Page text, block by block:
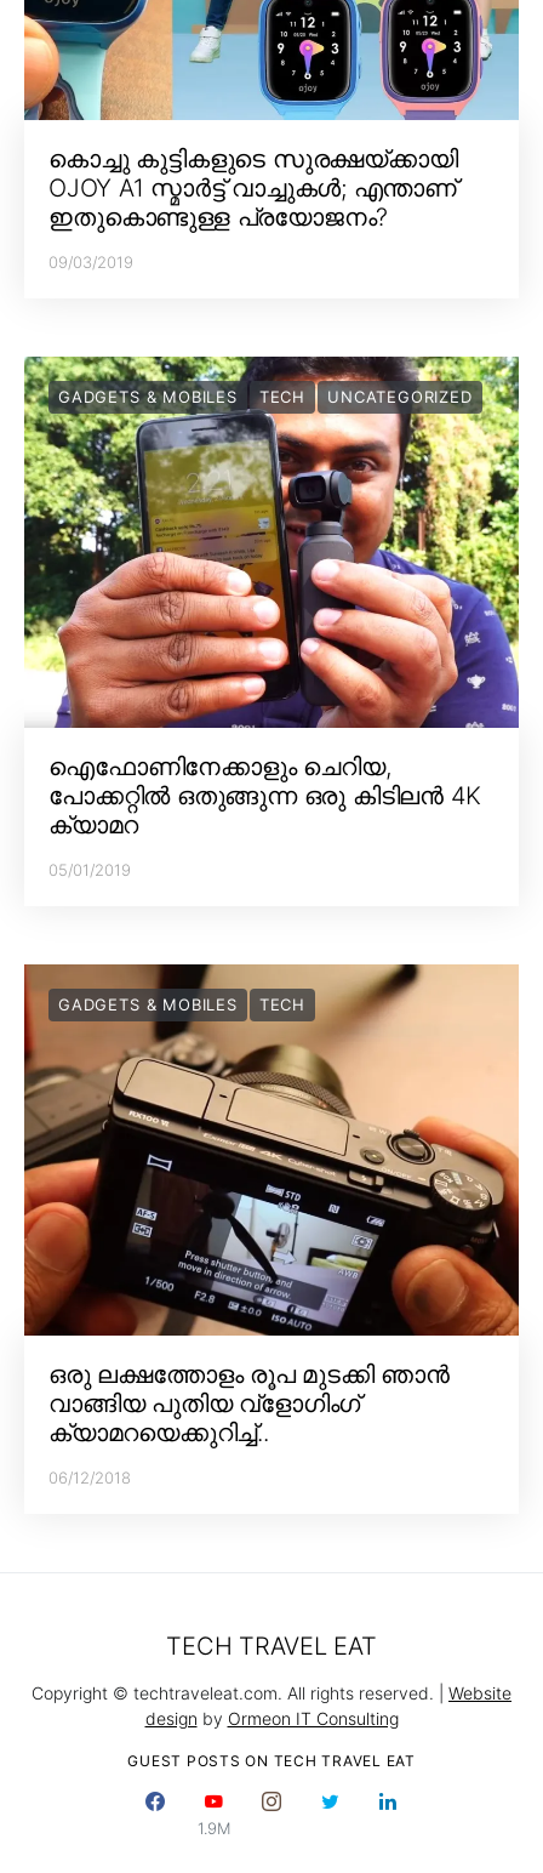
കൊച്ചു കുട്ടികളുടെ സുരക്ഷയ്ക്കായി
OJOY A1 സ്മാർട്ട് വാച്ചുകൾ; എന്താണ്
ഇതുകൊണ്ടുള്ള പ്രയോജനം?
09/03/2019
GADGETS & MOBILES TECH UNCATEGORIZED
ഐഫോണിനേക്കാളും ചെറിയ,
പോക്കറ്റിൽ ഒതുങ്ങുന്ന ഒരു കിടിലൻ 4K
ക്യാമറ
05/01/2019
GADGETS & MOBILES TECH
ഒരു ലക്ഷത്തോളം രൂപ മുടക്കി ഞാൻ
വാങ്ങിയ പുതിയ വ്‌ളോഗിംഗ്
ക്യാമറയെക്കുറിച്ച്..
06/12/2018
GUEST POSTS ON TECH TRAVEL EAT
1.9M
TECH TRAVEL EAT
Copyright © techtraveleat.com. All rights reserved. | Website
design by Ormeon IT Consulting